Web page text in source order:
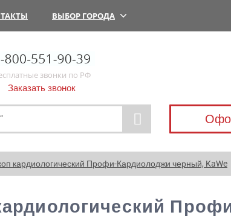
ВЫБОР ГОРОДА
звонки по РФ
Заказать звонок
кардиологический Профи-Кардиолоджи черный, KaWe